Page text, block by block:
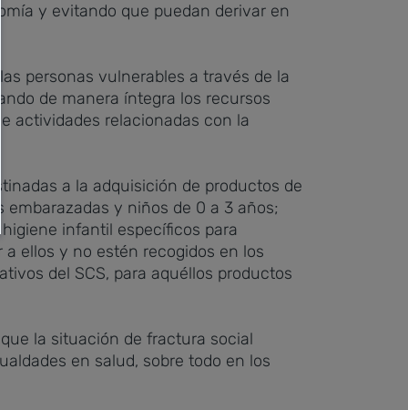
y evitando que puedan derivar en
personas vulnerables a través de la
de manera íntegra los recursos
actividades relacionadas con la
a la adquisición de productos de
y niños de 0 a 3 años;
infantil específicos para
ellos y no estén recogidos en los
del SCS, para aquéllos productos
la situación de fractura social
en salud, sobre todo en los